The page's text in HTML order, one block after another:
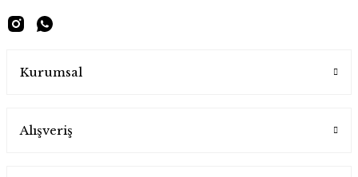
Kurumsal
Alışveriş